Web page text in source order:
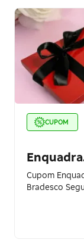
CUPOM
Cupom
Bradesco